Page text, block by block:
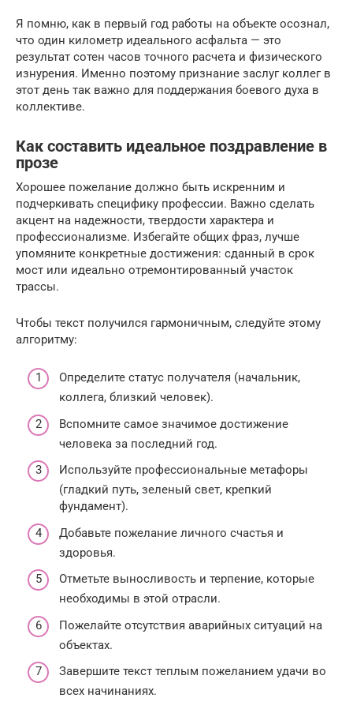
Я помню, как в первый год работы на объекте осознал,
что один километр идеального асфальта — это
результат сотен часов точного расчета и физического
изнурения. Именно поэтому признание заслуг коллег в
этот день так важно для поддержания боевого духа в
коллективе.
Как составить идеальное поздравление в
прозе
Хорошее пожелание должно быть искренним и
подчеркивать специфику профессии. Важно сделать
акцент на надежности, твердости характера и
профессионализме. Избегайте общих фраз, лучше
упомяните конкретные достижения: сданный в срок
мост или идеально отремонтированный участок
трассы.
Чтобы текст получился гармоничным, следуйте этому
алгоритму:
Определите статус получателя (начальник,
коллега, близкий человек).
Вспомните самое значимое достижение
человека за последний год.
Используйте профессиональные метафоры
(гладкий путь, зеленый свет, крепкий
фундамент).
Добавьте пожелание личного счастья и
здоровья.
Отметьте выносливость и терпение, которые
необходимы в этой отрасли.
Пожелайте отсутствия аварийных ситуаций на
объектах.
Завершите текст теплым пожеланием удачи во
всех начинаниях.